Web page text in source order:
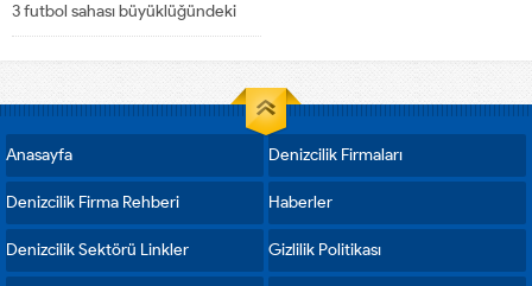
3 futbol sahası büyüklüğündeki
Liberia bandıralı “CMA CGM
Congo” adlı dev konteyner
Anasayfa Denizcilik Firmaları
Denizcilik Firma Rehberi Haberler
Denizcilik Sektörü Linkler Gizlilik Politikası